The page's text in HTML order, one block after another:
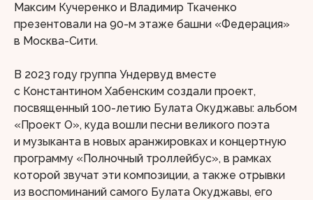
Максим Кучеренко и Владимир Ткаченко
презентовали на 90-м этаже башни «Федерация»
в Москва-Сити.
В 2023 году группа Ундервуд вместе
с Константином Хабенским создали проект,
посвященный 100-летию Булата Окуджавы: альбом
«Проект О», куда вошли песни великого поэта
и музыканта в новых аранжировках и концертную
программу «Полночный троллейбус», в рамках
которой звучат эти композиции, а также отрывки
из воспоминаний самого Булата Окуджавы, его